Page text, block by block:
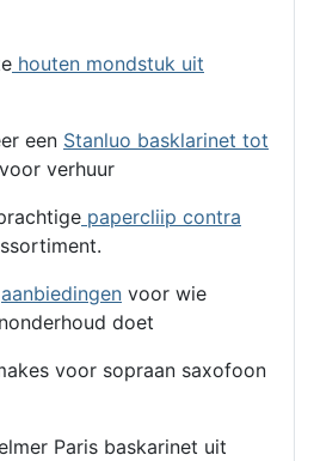
houten mondstuk uit
een Stanluo basklarinet tot
verhuur
papercliip contra
aanbiedingen voor wie
doet
voor sopraan saxofoon
Paris baskarinet uit